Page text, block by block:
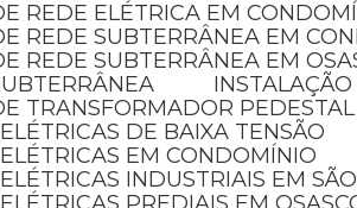
REDE ELÉTRICA EM
REDE SUBTERRÂNEA EM
REDE SUBTERRÂNEA EM
TRANSFORMADOR PEDESTAL
DE BAIXA TENSÃO
EM CONDOMÍNIO
INDUSTRIAIS EM